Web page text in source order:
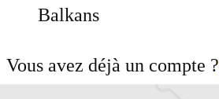
Balkans
Vous avez déjà un compte ?